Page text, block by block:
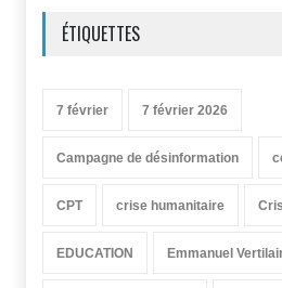
ÉTIQUETTES
7 février 7 février 2026
Campagne de désinformation
CPT crise humanitaire
EDUCATION Emmanuel